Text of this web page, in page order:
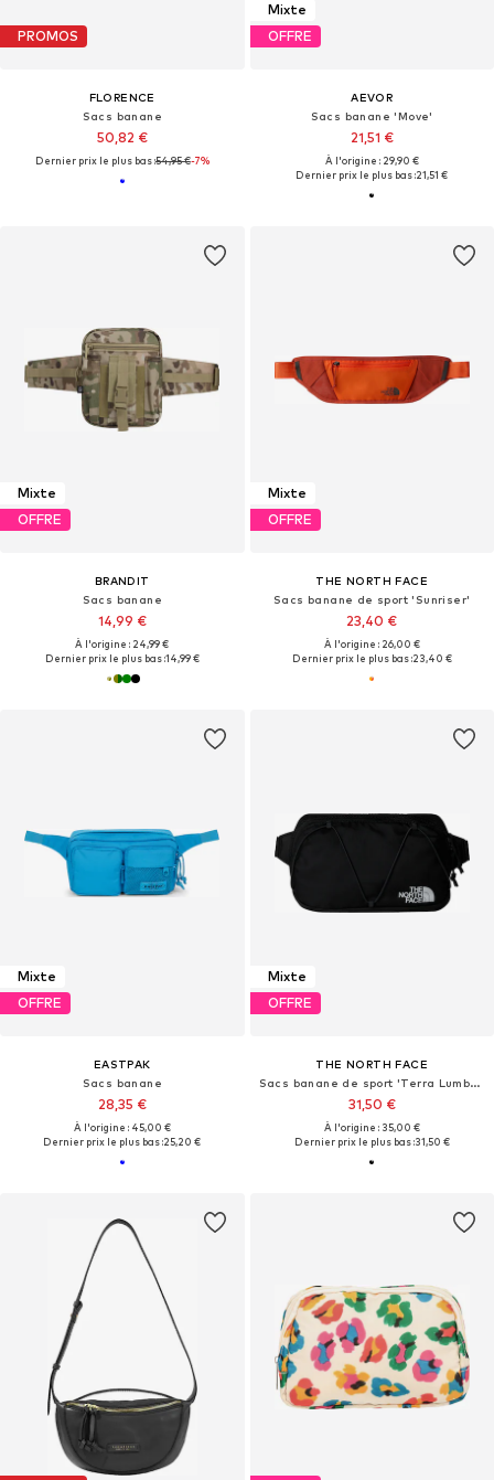
PROMOS
FLORENCE
Sacs banane
50,82 €
Dernier prix le plus bas :54,95 €-7%
Mixte
OFFRE
AEVOR
Sacs banane 'Move'
21,51 €
À l'origine : 29,90 €
Dernier prix le plus bas :21,51 €
Mixte
OFFRE
BRANDIT
Sacs banane
14,99 €
À l'origine : 24,99 €
Dernier prix le plus bas :14,99 €
Mixte
OFFRE
THE NORTH FACE
Sacs banane de sport 'Sunriser'
23,40 €
À l'origine : 26,00 €
Dernier prix le plus bas :23,40 €
Mixte
OFFRE
EASTPAK
Sacs banane
28,35 €
À l'origine : 45,00 €
Dernier prix le plus bas :25,20 €
Mixte
OFFRE
THE NORTH FACE
Sacs banane de sport 'Terra Lumbar'
31,50 €
À l'origine : 35,00 €
Dernier prix le plus bas :31,50 €